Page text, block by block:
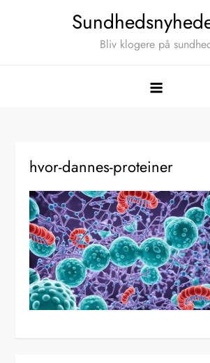
Bliv klogere på
hvor-dannes-proteiner